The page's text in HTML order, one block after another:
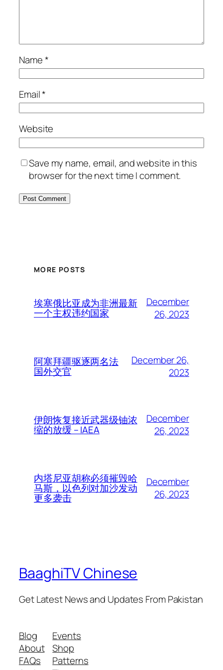
Name*
Email*
Website
Save my name, email, and website in this
browser for the next time I comment.
MORE POSTS
埃塞俄比亚成为非洲最新
一个主权违约国家
December
26, 2023
阿塞拜疆驱逐两名法
国外交官
December 26,
2023
伊朗恢复接近武器级铀浓
缩的放缓 – IAEA
December
26, 2023
内塔尼亚胡称必须摧毁哈
马斯，以色列对加沙发动
更多袭击
December
26, 2023
BaaghiTV Chinese
Get Latest News and Updates From Pakistan
Blog
About
FAQs
Events
Shop
Patterns